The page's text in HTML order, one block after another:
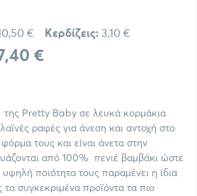
€
€
Κερδίζεις: 3,10 €
Pretty Baby σε λευκά κορμάκια
ραφές για άνεση και αντοχή στο
τους και είναι άνετα στην
από 100% πενιέ βαμβάκι ώστε
ποιότητα τους παραμένει η ίδια
συγκεκριμένα προϊόντα τα πιο